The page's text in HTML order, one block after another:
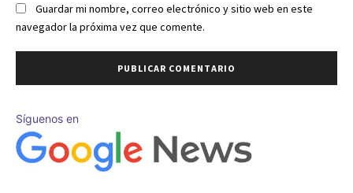
Guardar mi nombre, correo electrónico y sitio web en este
navegador la próxima vez que comente.
Síguenos en